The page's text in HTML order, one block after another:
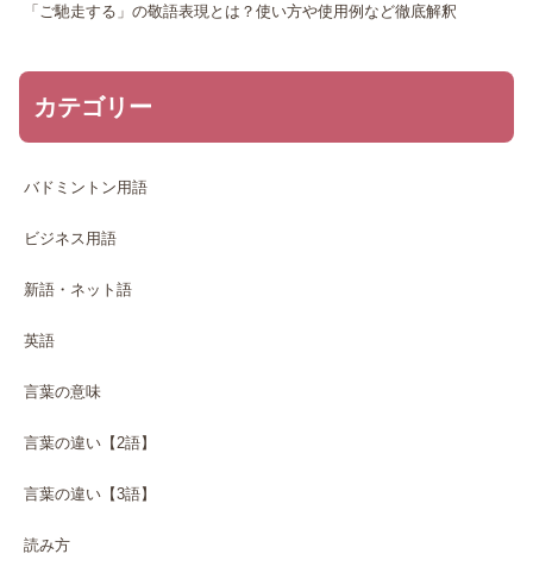
「ご馳走する」の敬語表現とは？使い方や使用例など徹底解釈
カテゴリー
バドミントン用語
ビジネス用語
新語・ネット語
英語
言葉の意味
言葉の違い【2語】
言葉の違い【3語】
読み方